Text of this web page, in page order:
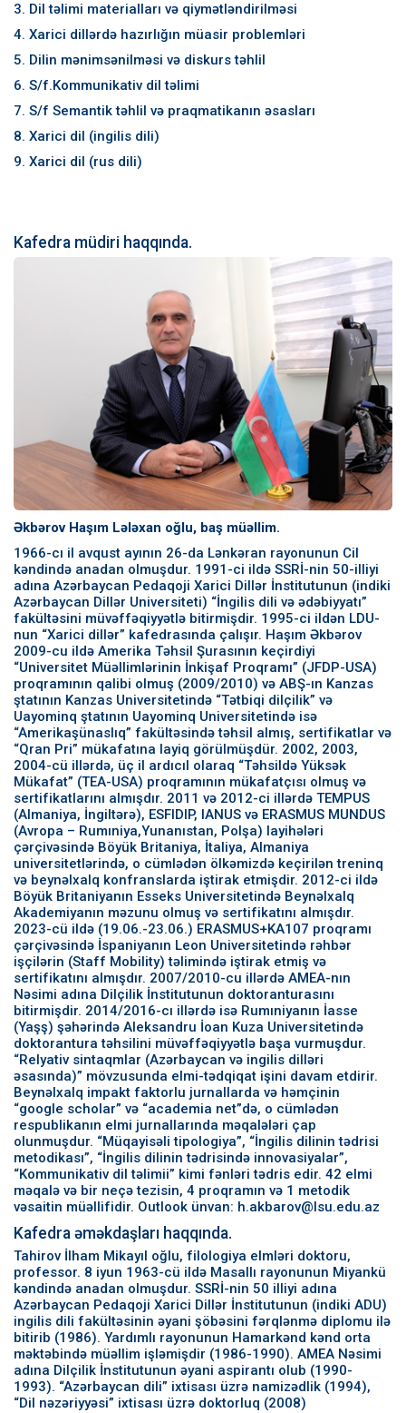
3. Dil təlimi materialları və qiymətləndirilməsi
4. Xarici dillərdə hazırlığın müasir problemləri
5. Dilin mənimsənilməsi və diskurs təhlil
6. S/f.Kommunikativ dil təlimi
7. S/f Semantik təhlil və praqmatikanın əsasları
8. Xarici dil (ingilis dili)
9. Xarici dil (rus dili)
Kafedra müdiri haqqında.
Əkbərov Haşım Lələxan oğlu, baş müəllim.
1966-cı il avqust ayının 26-da Lənkəran rayonunun Cil
kəndində anadan olmuşdur. 1991-ci ildə SSRİ-nin 50-illiyi
adına Azərbaycan Pedaqoji Xarici Dillər İnstitutunun (indiki
Azərbaycan Dillər Universiteti) “İngilis dili və ədəbiyyatı”
fakültəsini müvəffəqiyyətlə bitirmişdir. 1995-ci ildən LDU-
nun “Xarici dillər” kafedrasında çalışır. Haşım Əkbərov
2009-cu ildə Amerika Təhsil Şurasının keçirdiyi
“Universitet Müəllimlərinin İnkişaf Proqramı” (JFDP-USA)
proqramının qalibi olmuş (2009/2010) və ABŞ-ın Kanzas
ştatının Kanzas Universitetində “Tətbiqi dilçilik” və
Uayominq ştatının Uayominq Universitetində isə
“Amerikaşünaslıq” fakültəsində təhsil almış, sertifikatlar və
“Qran Pri” mükafatına layiq görülmüşdür. 2002, 2003,
2004-cü illərdə, üç il ardıcıl olaraq “Təhsildə Yüksək
Mükafat” (TEA-USA) proqramının mükafatçısı olmuş və
sertifikatlarını almışdır. 2011 və 2012-ci illərdə TEMPUS
(Almaniya, İngiltərə), ESFIDIP, IANUS və ERASMUS MUNDUS
(Avropa – Rumıniya,Yunanıstan, Polşa) layihələri
çərçivəsində Böyük Britaniya, İtaliya, Almaniya
universitetlərində, o cümlədən ölkəmizdə keçirilən treninq
və beynəlxalq konfranslarda iştirak etmişdir. 2012-ci ildə
Böyük Britaniyanın Esseks Universitetində Beynəlxalq
Akademiyanın məzunu olmuş və sertifikatını almışdır.
2023-cü ildə (19.06.-23.06.) ERASMUS+KA107 proqramı
çərçivəsində İspaniyanın Leon Universitetində rəhbər
işçilərin (Staff Mobility) təlimində iştirak etmiş və
sertifikatını almışdır. 2007/2010-cu illərdə AMEA-nın
Nəsimi adına Dilçilik İnstitutunun doktoranturasını
bitirmişdir. 2014/2016-cı illərdə isə Rumıniyanın İasse
(Yaşş) şəhərində Aleksandru İoan Kuza Universitetində
doktorantura təhsilini müvəffəqiyyətlə başa vurmuşdur.
“Relyativ sintaqmlar (Azərbaycan və ingilis dilləri
əsasında)” mövzusunda elmi-tədqiqat işini davam etdirir.
Beynəlxalq impakt faktorlu jurnallarda və həmçinin
“google scholar” və “academia net”də, o cümlədən
respublikanın elmi jurnallarında məqalələri çap
olunmuşdur. “Müqayisəli tipologiya”, “İngilis dilinin tədrisi
metodikası”, “İngilis dilinin tədrisində innovasiyalar”,
“Kommunikativ dil təlimii” kimi fənləri tədris edir. 42 elmi
məqalə və bir neçə tezisin, 4 proqramın və 1 metodik
vəsaitin müəllifidir. Outlook ünvan: h.akbarov@lsu.edu.az
Kafedra əməkdaşları haqqında.
Tahirov İlham Mikayıl oğlu, filologiya elmləri doktoru,
professor. 8 iyun 1963-cü ildə Masallı rayonunun Miyankü
kəndində anadan olmuşdur. SSRİ-nin 50 illiyi adına
Azərbaycan Pedaqoji Xarici Dillər İnstitutunun (indiki ADU)
ingilis dili fakültəsinin əyani şöbəsini fərqlənmə diplomu ilə
bitirib (1986). Yardımlı rayonunun Hamarkənd kənd orta
məktəbində müəllim işləmişdir (1986-1990). AMEA Nəsimi
adına Dilçilik İnstitutunun əyani aspirantı olub (1990-
1993). “Azərbaycan dili” ixtisası üzrə namizədlik (1994),
“Dil nəzəriyyəsi” ixtisası üzrə doktorluq (2008)